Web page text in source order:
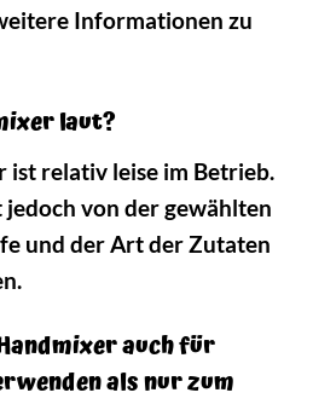
Informationen zu
laut?
ist relativ leise im Betrieb.
von der gewählten
und der Art der Zutaten
auch für
als nur zum